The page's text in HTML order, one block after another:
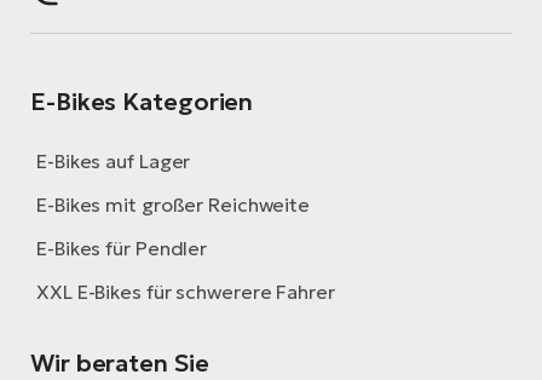
E-Bikes Kategorien
E-Bikes auf Lager
E-Bikes mit großer Reichweite
E-Bikes für Pendler
XXL E-Bikes für schwerere Fahrer
Wir beraten Sie